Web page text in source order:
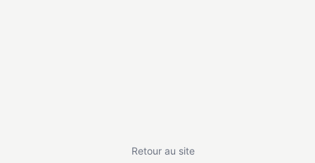
Retour au site